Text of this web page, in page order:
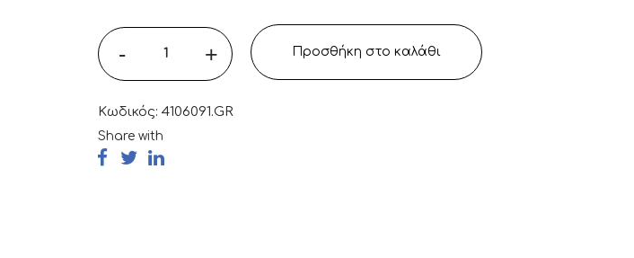
- + Προσθήκη στο καλάθι
Κωδικός: 4106091.GR
Share with